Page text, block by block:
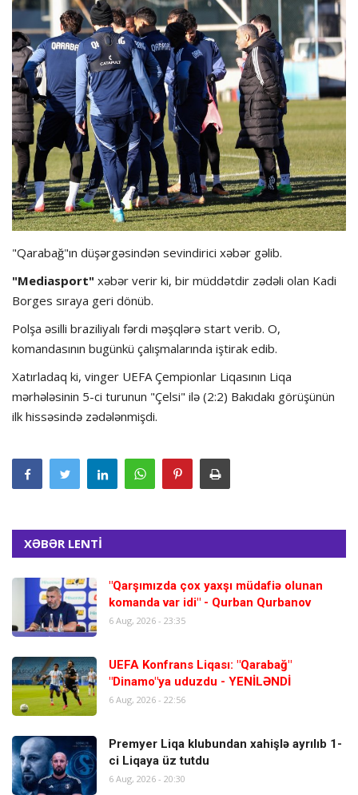
Hadisə
Olimpiada
Layihə
Formula 1
İdman növləri
"Qarabağ"ın düşərgəsindən sevindirici xəbər gəlib.
"Mediasport" xəbər verir ki, bir müddətdir zədəli olan Kadi
Borges sıraya geri dönüb.
Polşa əsilli braziliyalı fərdi məşqlərə start verib. O,
komandasının bugünkü çalışmalarında iştirak edib.
Xatırladaq ki, vinger UEFA Çempionlar Liqasının Liqa
mərhələsinin 5-ci turunun "Çelsi" ilə (2:2) Bakıdakı görüşünün
ilk hissəsində zədələnmişdi.
XƏBƏR LENTİ
"Qarşımızda çox yaxşı müdafiə olunan
komanda var idi" - Qurban Qurbanov
6 Aug, 2026 - 23:35
UEFA Konfrans Liqası: "Qarabağ"
"Dinamo"ya uduzdu - YENİLƏNDİ
6 Aug, 2026 - 22:56
Premyer Liqa klubundan xahişlə ayrılıb 1-
ci Liqaya üz tutdu
6 Aug, 2026 - 20:30